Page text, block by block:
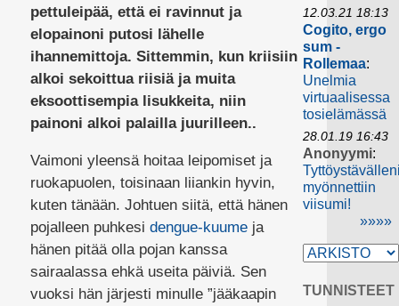
pettuleipää, että ei ravinnut ja
elopainoni putosi lähelle
ihannemittoja. Sittemmin, kun kriisiin
alkoi sekoittua riisiä ja muita
eksoottisempia lisukkeita, niin
painoni alkoi palailla juurilleen..
Vaimoni yleensä hoitaa leipomiset ja
ruokapuolen, toisinaan liiankin hyvin,
kuten tänään. Johtuen siitä, että hänen
pojalleen puhkesi dengue-kuumeja
hänen pitää olla pojan kanssa
sairaalassa ehkä useita päiviä. Sen
vuoksi hän järjesti minulle ”jääkaapin
12.03.21 18:13
Cogito, ergo
sum -
Rollemaa:
Unelmia
virtuaalisessa
tosielämässä
28.01.19 16:43
Anonyymi:
myönnettiin
viisumi!
»»»»
TUNNISTEET